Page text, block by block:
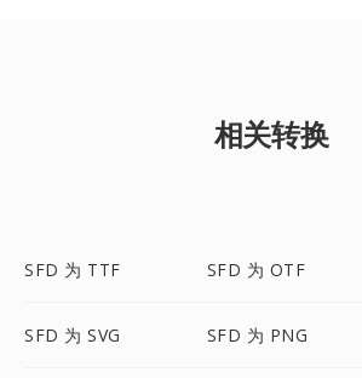
相关转换
SFD 为 TTF SFD 为 OTF
SFD 为 SVG SFD 为 PNG